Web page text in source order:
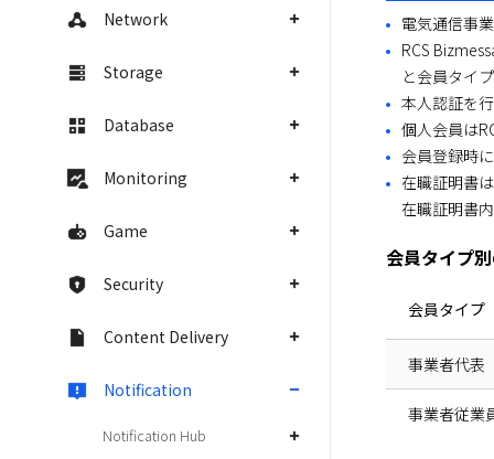
Network
Storage
Database
Monitoring
Game
Security
Content Delivery
Notification
Notification Hub
電気通信事
RCS
と会員タイ
本人認証を
個人会員は
会員登録時
在職証明書
在職証明書
会員タイプ
会員タイプ
事業者代表
事業者従業